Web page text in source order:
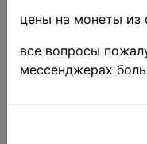
цены на монеты из
все вопросы
мессенджерах